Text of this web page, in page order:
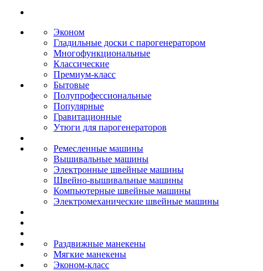
Эконом
Гладильные доски с парогенератором
Многофункциональные
Классические
Премиум-класс
Бытовые
Полупрофессиональные
Популярные
Гравитационные
Утюги для парогенераторов
Ремесленные машины
Вышивальные машины
Электронные швейные машины
Швейно-вышивальные машины
Компьютерные швейные машины
Электромеханические швейные машины
Раздвижные манекены
Мягкие манекены
Эконом-класс